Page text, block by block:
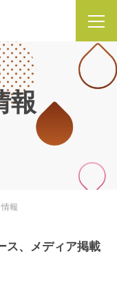
報
報
ス、メディア掲載